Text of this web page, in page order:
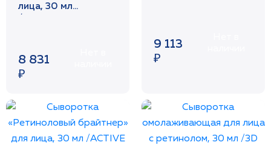
лица, 30 мл
8 831
₽
9 113
₽